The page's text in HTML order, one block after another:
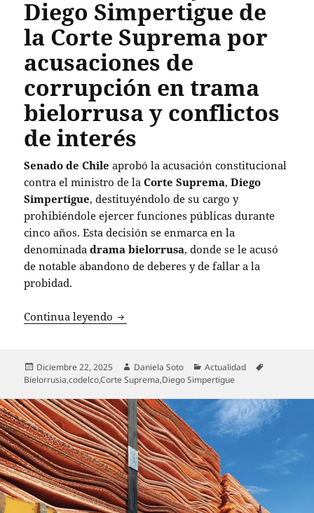
Diego Simpertigue de
la Corte Suprema por
acusaciones de
corrupción en trama
bielorrusa y conflictos
de interés
Senado de Chile aprobó la acusación constitucional
contra el ministro de laCorte Suprema,Diego
Simpertigue, destituyéndolo de su cargo y
prohibiéndole ejercer funciones públicas durante
cinco años. Esta decisión se enmarca en la
denominadadrama bielorrusa, donde se le acusó
de notable abandono de deberes y de fallar a la
probidad.
Continua leyendo Senado destituye a Diego
Publicado
el
Diciembre 22, 2025 Autor
Daniela Soto Categorías
Actualidad
Bielorrusia,codelco,Corte Suprema,Diego Simpertigue